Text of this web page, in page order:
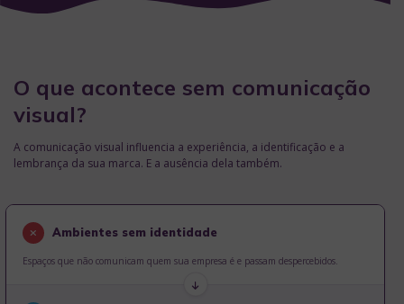
O que acontece sem comunicação
visual?
A comunicação visual influencia a experiência, a identificação e a
lembrança da sua marca. E a ausência dela também.
Ambientes sem identidade
Espaços que não comunicam quem sua empresa é e passam despercebidos.